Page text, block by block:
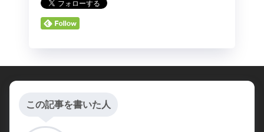
この記事を書いた人